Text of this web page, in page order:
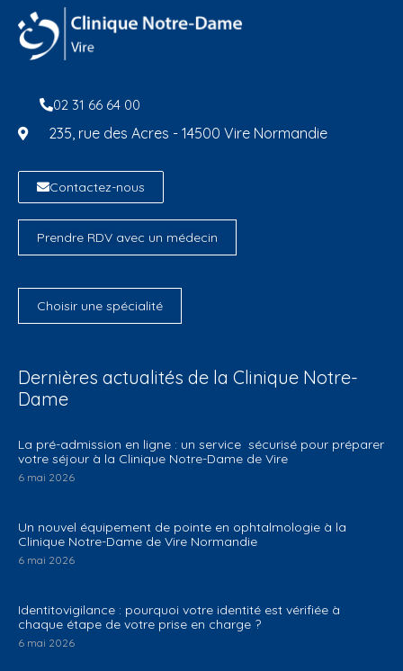
02 31 66 64 00
235, rue des Acres - 14500 Vire Normandie
Contactez-nous
Prendre RDV avec un médecin
Choisir une spécialité
Dernières actualités de la Clinique Notre-
Dame
La pré-admission en ligne : un service sécurisé pour préparer
votre séjour à la Clinique Notre-Dame de Vire
6 mai 2026
Un nouvel équipement de pointe en ophtalmologie à la
Clinique Notre-Dame de Vire Normandie
6 mai 2026
Identitovigilance : pourquoi votre identité est vérifiée à
chaque étape de votre prise en charge ?
6 mai 2026